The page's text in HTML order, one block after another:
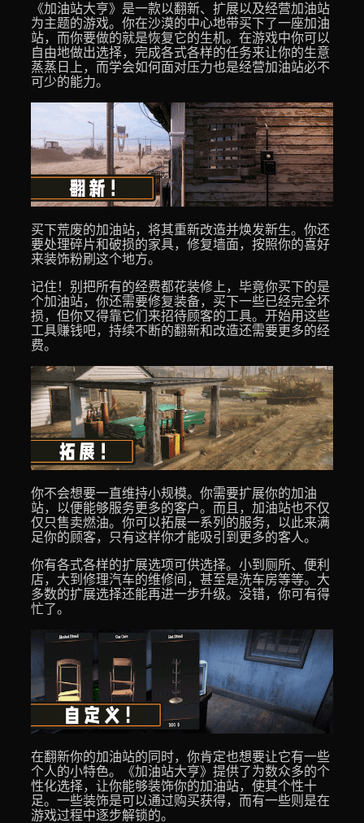
《加油站大亨》是一款以翻新、扩展以及经营加油站
为主题的游戏。你在沙漠的中心地带买下了一座加油
站，而你要做的就是恢复它的生机。在游戏中你可以
自由地做出选择，完成各式各样的任务来让你的生意
蒸蒸日上，而学会如何面对压力也是经营加油站必不
可少的能力。
买下荒废的加油站，将其重新改造并焕发新生。你还
要处理碎片和破损的家具，修复墙面，按照你的喜好
来装饰粉刷这个地方。
记住！别把所有的经费都花装修上，毕竟你买下的是
个加油站，你还需要修复装备，买下一些已经完全坏
损，但你又得靠它们来招待顾客的工具。开始用这些
工具赚钱吧，持续不断的翻新和改造还需要更多的经
费。
你不会想要一直维持小规模。你需要扩展你的加油
站，以便能够服务更多的客户。而且，加油站也不仅
仅只售卖燃油。你可以拓展一系列的服务，以此来满
足你的顾客，只有这样你才能吸引到更多的客人。
你有各式各样的扩展选项可供选择。小到厕所、便利
店，大到修理汽车的维修间，甚至是洗车房等等。大
多数的扩展选择还能再进一步升级。没错，你可有得
忙了。
在翻新你的加油站的同时，你肯定也想要让它有一些
个人的小特色。《加油站大亨》提供了为数众多的个
性化选择，让你能够装饰你的加油站，使其个性十
足。一些装饰是可以通过购买获得，而有一些则是在
游戏过程中逐步解锁的。